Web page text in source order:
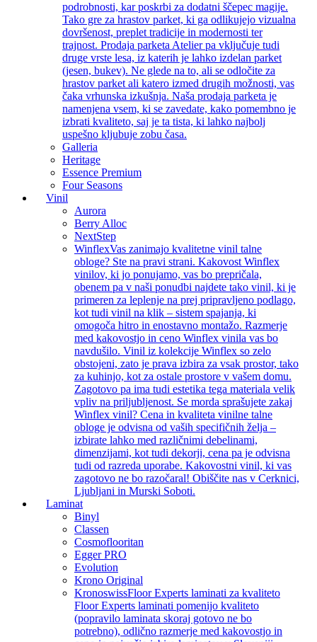
podrobnosti, kar poskrbi za dodatni ščepec magije.
Tako gre za hrastov parket, ki ga odlikujejo vizualna
dovršenost, preplet tradicije in modernosti ter
trajnost. Prodaja parketa Atelier pa vključuje tudi
druge vrste lesa, iz katerih je lahko izdelan parket
(jesen, bukev). Ne glede na to, ali se odločite za
hrastov parket ali katero izmed drugih možnosti, vas
čaka vrhunska izkušnja. Naša prodaja parketa je
namenjena vsem, ki se zavedate, kako pomembno je
izbrati kvaliteto, saj je ta tista, ki lahko najbolj
uspešno kljubuje zobu časa.
Galleria
Heritage
Essence Premium
Four Seasons
Vinil
Aurora
Berry Alloc
NextStep
WinflexVas zanimajo kvalitetne vinil talne
obloge? Ste na pravi strani. Kakovost Winflex
vinilov, ki jo ponujamo, vas bo prepričala,
obenem pa v naši ponudbi najdete tako vinil, ki je
primeren za leplenje na prej pripravljeno podlago,
kot tudi vinil na klik – sistem spajanja, ki
omogoča hitro in enostavno montažo. Razmerje
med kakovostjo in ceno Winflex vinila vas bo
navdušilo. Vinil iz kolekcije Winflex so zelo
obstojeni, zato je prava izbira za vsak prostor, tako
za kuhinjo, kot za ostale prostore v vašem domu.
Zagotovo pa ima tudi estetika tega materiala velik
vpliv na priljubljenost. Se morda sprašujete zakaj
Winflex vinil? Cena in kvaliteta vinilne talne
obloge je odvisna od vaših specifičnih želja –
izbirate lahko med različnimi debelinami,
dimenzijami, kot tudi dekorji, cena pa je odvisna
tudi od razreda uporabe. Kakovostni vinil, ki vas
zagotovo ne bo razočaral! Obiščite nas v Cerknici,
Ljubljani in Murski Soboti.
Laminat
Binyl
Classen
Cosmoflooritan
Egger PRO
Evolution
Krono Original
KronoswissFloor Experts laminati za kvaliteto
Floor Experts laminati pomenijo kvaliteto
(popravilo laminata skoraj gotovo ne bo
potrebno), odlično razmerje med kakovostjo in